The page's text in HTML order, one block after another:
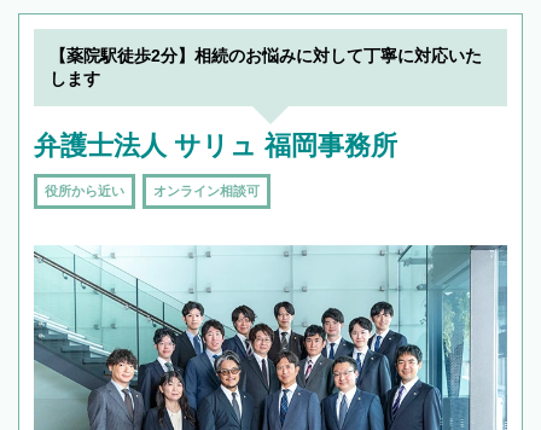
【薬院駅徒歩2分】相続のお悩みに対して丁寧に対応いた
します
弁護士法人 サリュ 福岡事務所
役所から近い オンライン相談可